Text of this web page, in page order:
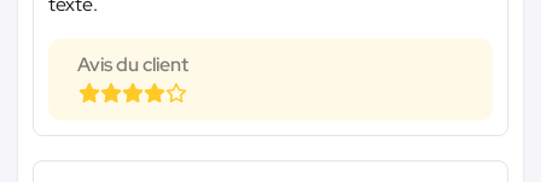
Avis du client